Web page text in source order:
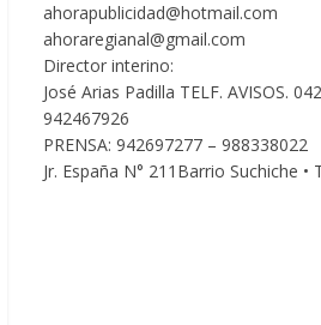
ahorapublicidad@hotmail.com
ahoraregianal@gmail.com
Director interino:
José Arias Padilla TELF. AVISOS.
942467926
PRENSA: 942697277 – 988338022
Jr. España N° 211Barrio Suchiche •